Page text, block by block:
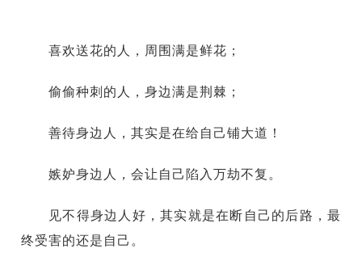
喜欢送花的人，周围满是鲜花；
偷偷种刺的人，身边满是荆棘；
善待身边人，其实是在给自己铺大道！
嫉妒身边人，会让自己陷入万劫不复。
见不得身边人好，其实就是在断自己的后路，最
终受害的还是自己。